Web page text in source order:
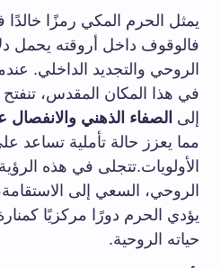
يمثل الحرم المكي رمزًا
فالوقوف داخل أروقته يحمل
الروحي والتجديد الداخلي.
في هذا المكان المقدس،
إلى الصفاء الذهني
مما يعزز حالة تأملية تساعد
الأولويات.تتجلى في هذه
الروحي، السعي إلى
يؤدي الحرم دورًا مركزيًا
حياته الروحية.